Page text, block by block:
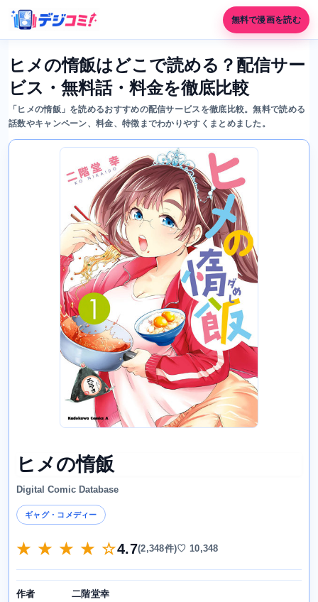
無料で漫画を読む
ヒメの惰飯はどこで読める？配信サー
ビス・無料話・料金を徹底比較
「ヒメの惰飯」を読めるおすすめの配信サービスを徹底比較。無料で読める
話数やキャンペーン、料金、特徴までわかりやすくまとめました。
ヒメの惰飯
Digital Comic Database
ギャグ・コメディー
★ ★ ★ ★ ☆4.7(2,348件)♡ 10,348
作者 二階堂幸